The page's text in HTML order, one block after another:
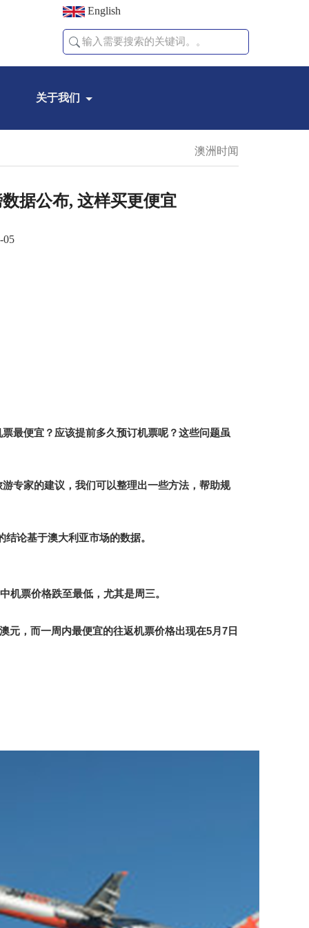
English
关于我们
澳洲时闻
据公布, 这样买更便宜
05
最便宜？应该提前多久预订机票呢？这些问题虽
游专家的建议，我们可以整理出一些方法，帮助规
结论基于澳大利亚市场的数据。
机票价格跌至最低，尤其是周三。
元，而一周内最便宜的往返机票价格出现在5月 7日